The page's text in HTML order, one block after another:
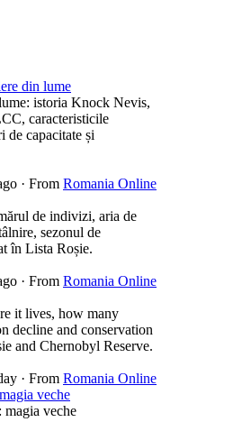
din lume
istoria Knock Nevis,
caracteristicile
de capacitate și
· From Romania Online
de indivizi, aria de
sezonul de
în Lista Roșie.
· From Romania Online
it lives, how many
decline and conservation
and Chernobyl Reserve.
· From Romania Online
veche
magia veche